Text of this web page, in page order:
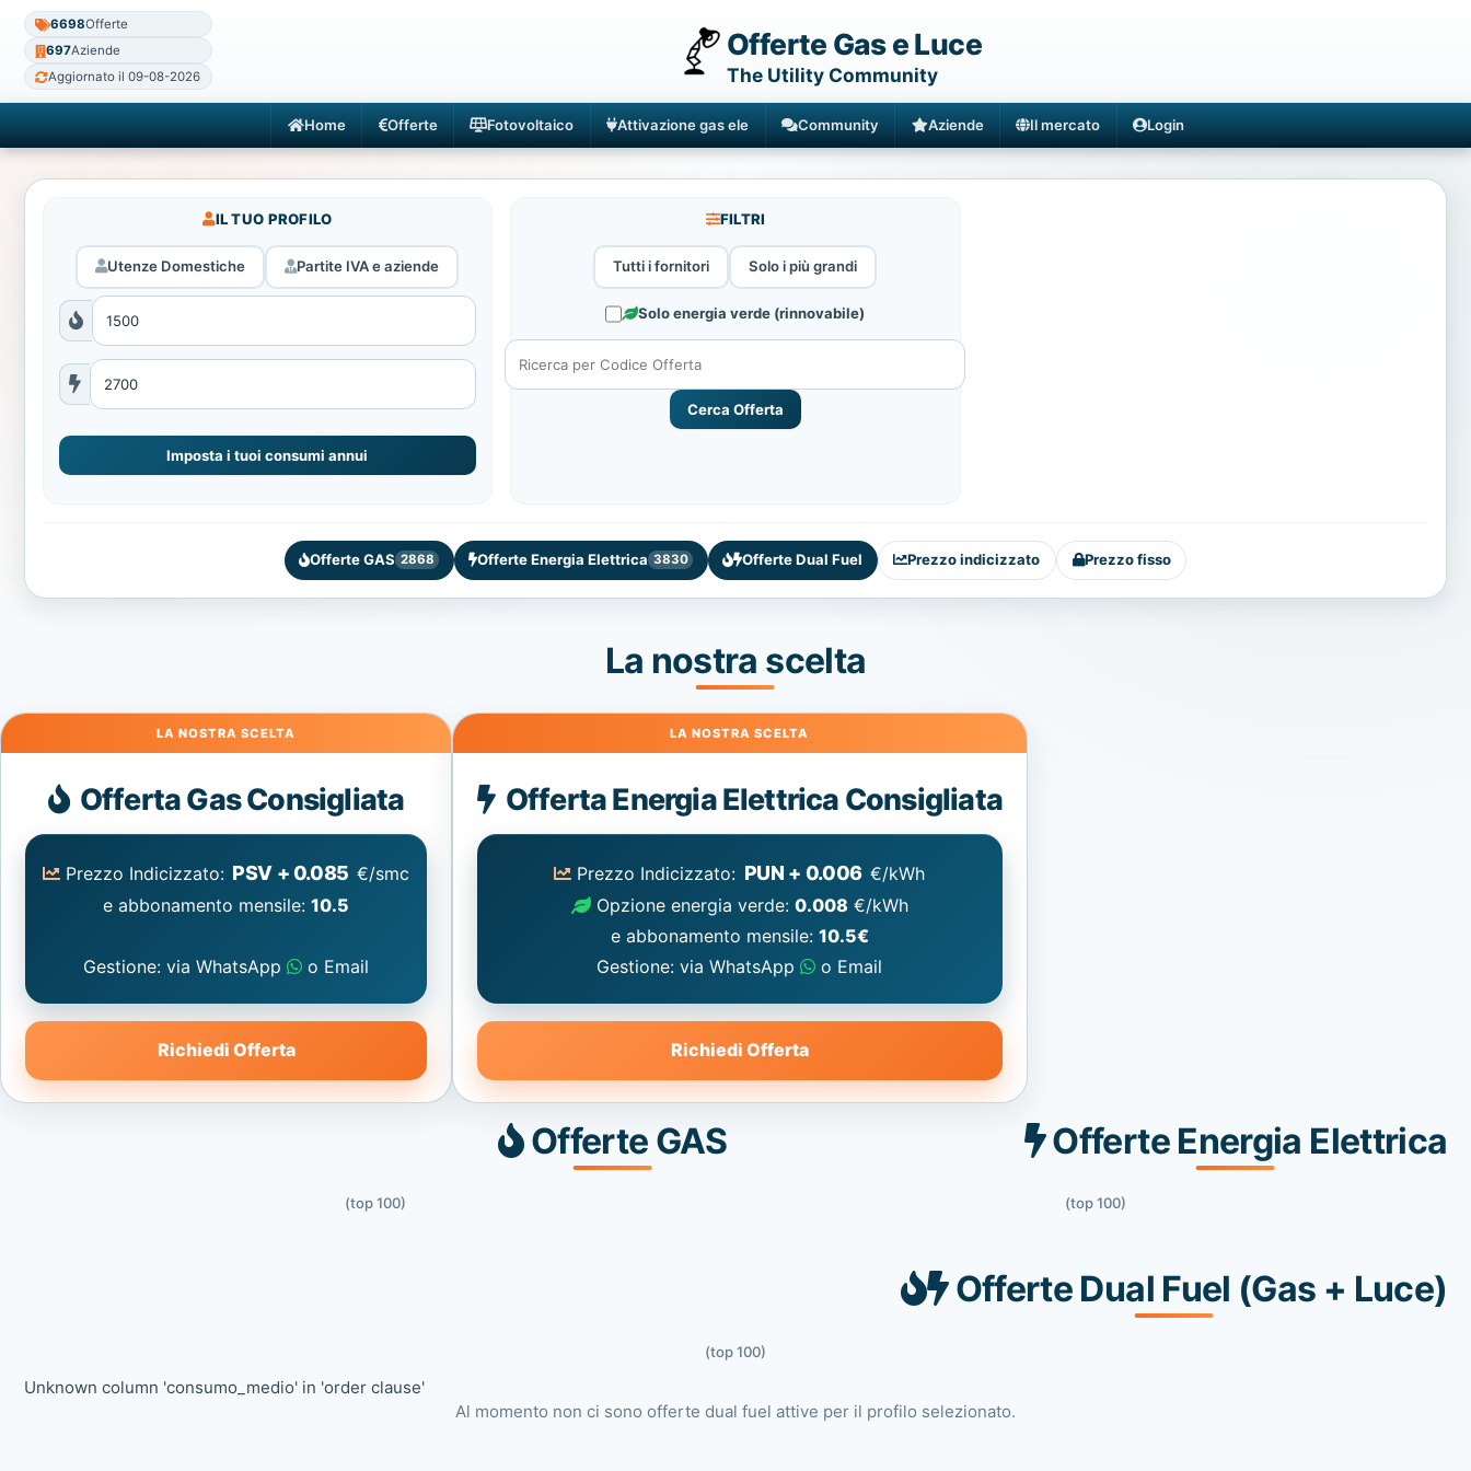
6698Offerte
697Aziende
Aggiornato il 09-08-2026
Offerte Gas e Luce
The Utility Community
Home Offerte Fotovoltaico Attivazione gas ele Community Aziende Il mercato Login
IL TUO PROFILO
Utenze Domestiche Partite IVA e aziende
Imposta i tuoi consumi annui
FILTRI
Tutti i fornitori Solo i più grandi
Solo energia verde (rinnovabile)
Cerca Offerta
Offerte GAS 2868 Offerte Energia Elettrica 3830 Offerte Dual Fuel Prezzo indicizzato Prezzo fisso
La nostra scelta
Gas
Offerta Gas Consigliata
Prezzo Indicizzato: PSV + 0.085 €/smc
e abbonamento mensile:10.5
Gestione: via WhatsApp o Email
Richiedi Offerta
Energia
Elettrica
consigliata
Offerta Energia Elettrica Consigliata
Prezzo Indicizzato: PUN + 0.006 €/kWh
Opzione energia verde: 0.008 €/kWh
e abbonamento mensile: 10.5€
Gestione: via WhatsApp
o Email
Richiedi Offerta
Offerte GAS
(top 100)
Offerte Energia Elettrica
(top 100)
Offerte Dual Fuel (Gas + Luce)
(top 100)
Unknown column 'consumo_medio' in 'order clause'
Al momento non ci sono offerte dual fuel attive per il profilo selezionato.